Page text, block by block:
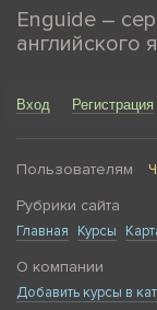
Enguide –
английского
Вход Регистрация
Пользователям
Рубрики сайта
Главная Курсы
О компании
Добавить курсы в